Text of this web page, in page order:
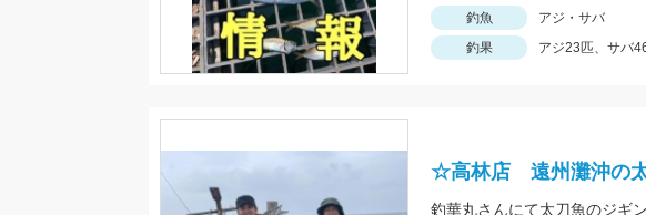
釣魚
アジ・サバ
釣果
アジ23匹、サバ
☆高林店 遠州灘沖の太